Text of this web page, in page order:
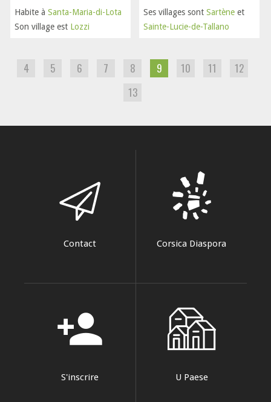
Habite à Santa-Maria-di-Lota
Son village est Lozzi
Ses villages sont Sartène et
Sainte-Lucie-de-Tallano
4 5 6 7 8 9 10 11
12
13
Contact Corsica Diaspora
person_add
S'inscrire U Paese